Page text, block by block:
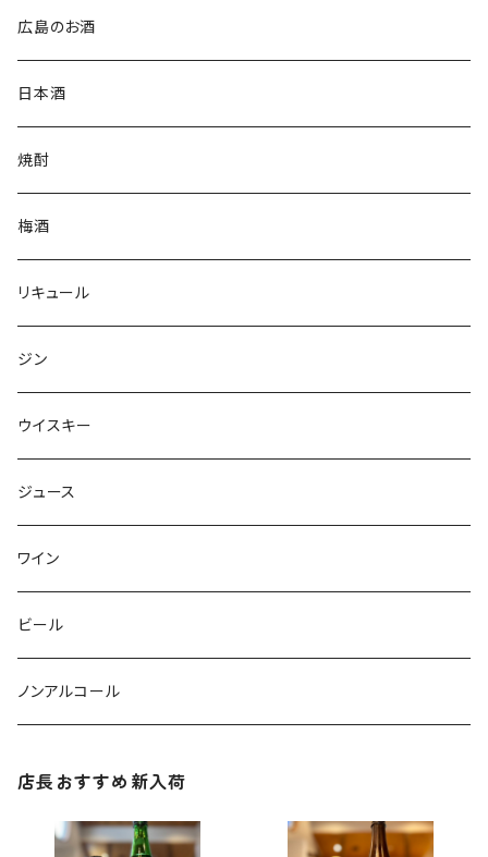
広島のお酒
日本酒
焼酎
梅酒
リキュール
ジン
ウイスキー
ジュース
ワイン
ビール
ノンアルコール
店長おすすめ新入荷